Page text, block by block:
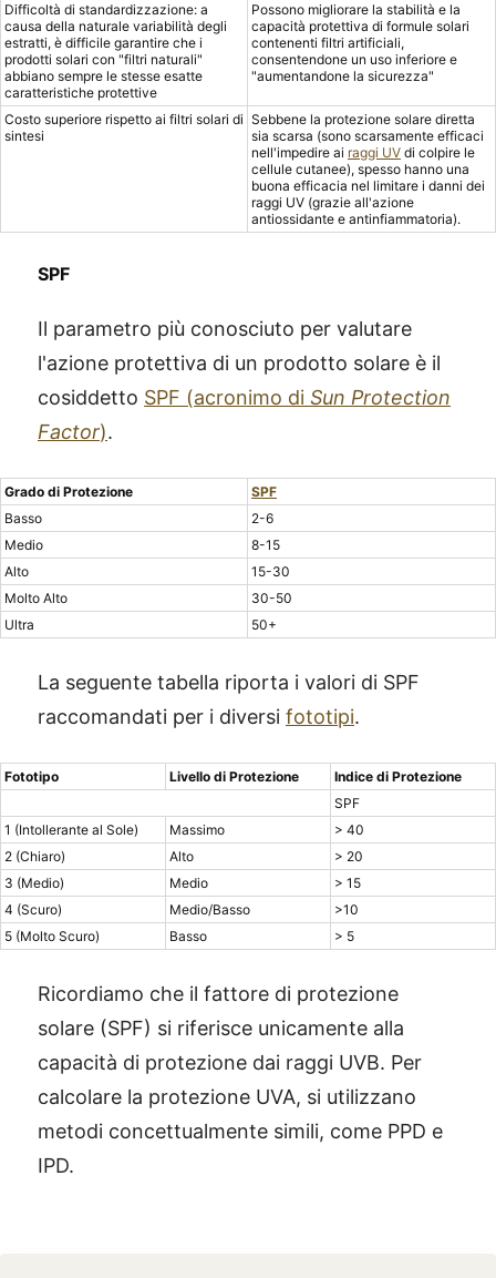
Difficoltà di standardizzazione: a
causa della naturale variabilità degli
estratti, è difficile garantire che i
prodotti solari con "filtri naturali"
abbiano sempre le stesse esatte
caratteristiche protettive
Possono migliorare la stabilità e la
capacità protettiva di formule solari
contenenti filtri artificiali,
consentendone un uso inferiore e
"aumentandone la sicurezza"
Costo superiore rispetto ai filtri solari di
sintesi
Sebbene la protezione solare diretta
sia scarsa (sono scarsamente efficaci
nell'impedire ai raggi UV di colpire le
cellule cutanee), spesso hanno una
buona efficacia nel limitare i danni dei
raggi UV (grazie all'azione
antiossidante e antinfiammatoria).
SPF
Il parametro più conosciuto per valutare
l'azione protettiva di un prodotto solare è il
cosiddetto SPF (acronimo di Sun Protection
Factor).
Grado di Protezione
SPF
Basso
2-6
Medio
8-15
Alto
15-30
Molto Alto
30-50
Ultra
50+
La seguente tabella riporta i valori di SPF
raccomandati per i diversi fototipi.
Fototipo Livello di Protezione
Indice di Protezione
SPF
1 (Intollerante al Sole)
Massimo
> 40
2 (Chiaro)
Alto
> 20
3 (Medio)
Medio
> 15
4 (Scuro)
Medio/Basso
>10
5 (Molto Scuro)
Basso > 5
Ricordiamo che il fattore di protezione
solare (SPF) si riferisce unicamente alla
capacità di protezione dai raggi UVB. Per
calcolare la protezione UVA, si utilizzano
metodi concettualmente simili, come PPD e
IPD.